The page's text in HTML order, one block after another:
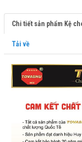
Chi tiết sản phẩm Kệ
Tải về